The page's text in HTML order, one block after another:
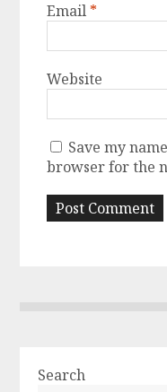
Email *
Website
Save my
browser for the
Search